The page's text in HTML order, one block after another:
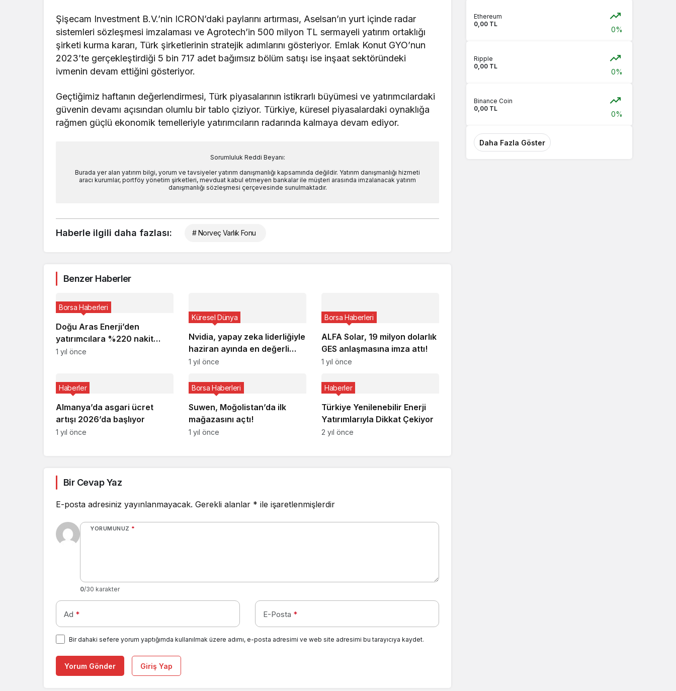
Şişecam Investment B.V.’nin ICRON’daki paylarını artırması, Aselsan’ın yurt içinde radar
sistemleri sözleşmesi imzalaması ve Agrotech’in 500 milyon TL sermayeli yatırım ortaklığı
şirketi kurma kararı, Türk şirketlerinin stratejik adımlarını gösteriyor. Emlak Konut GYO’nun
2023’te gerçekleştirdiği 5 bin 717 adet bağımsız bölüm satışı ise inşaat sektöründeki
ivmenin devam ettiğini gösteriyor.
Geçtiğimiz haftanın değerlendirmesi, Türk piyasalarının istikrarlı büyümesi ve yatırımcılardaki
güvenin devamı açısından olumlu bir tablo çiziyor. Türkiye, küresel piyasalardaki oynaklığa
rağmen güçlü ekonomik temelleriyle yatırımcıların radarında kalmaya devam ediyor.
Sorumluluk Reddi Beyanı:
Burada yer alan yatırım bilgi, yorum ve tavsiyeler yatırım danışmanlığı kapsamında değildir. Yatırım danışmanlığı hizmeti
aracı kurumlar, portföy yönetim şirketleri, mevduat kabul etmeyen bankalar ile müşteri arasında imzalanacak yatırım
danışmanlığı sözleşmesi çerçevesinde sunulmaktadır.
Haberle ilgili daha fazlası: # Norveç Varlık Fonu
Benzer Haberler
Doğu Aras Enerji’den
yatırımcılara %220 nakit
temettü kararı
Borsa Haberleri
1 yıl önce
Nvidia, yapay zeka liderliğiyle
haziran ayında en değerli
şirket oldu
Küresel Dünya
1 yıl önce
ALFA Solar, 19 milyon dolarlık
GES anlaşmasına imza attı!
Borsa Haberleri
1 yıl önce
Almanya’da asgari ücret
artışı 2026’da başlıyor
Haberler
1 yıl önce
Suwen, Moğolistan’da ilk
mağazasını açtı!
Borsa Haberleri
1 yıl önce
Türkiye Yenilenebilir Enerji
Yatırımlarıyla Dikkat Çekiyor
Haberler
2 yıl önce
Bir Cevap Yaz
E-posta adresiniz yayınlanmayacak. Gerekli alanlar * ile işaretlenmişlerdir
YORUMUNUZ *
0/30 karakter
Ad * E-Posta *
Bir dahaki sefere yorum yaptığımda kullanılmak üzere adımı, e-posta adresimi ve web site adresimi bu tarayıcıya kaydet.
Yorum Gönder Giriş Yap
Ethereum
0,00 TL
0%
Ripple
0,00 TL
0%
Binance Coin
0,00 TL
0%
Daha Fazla Göster